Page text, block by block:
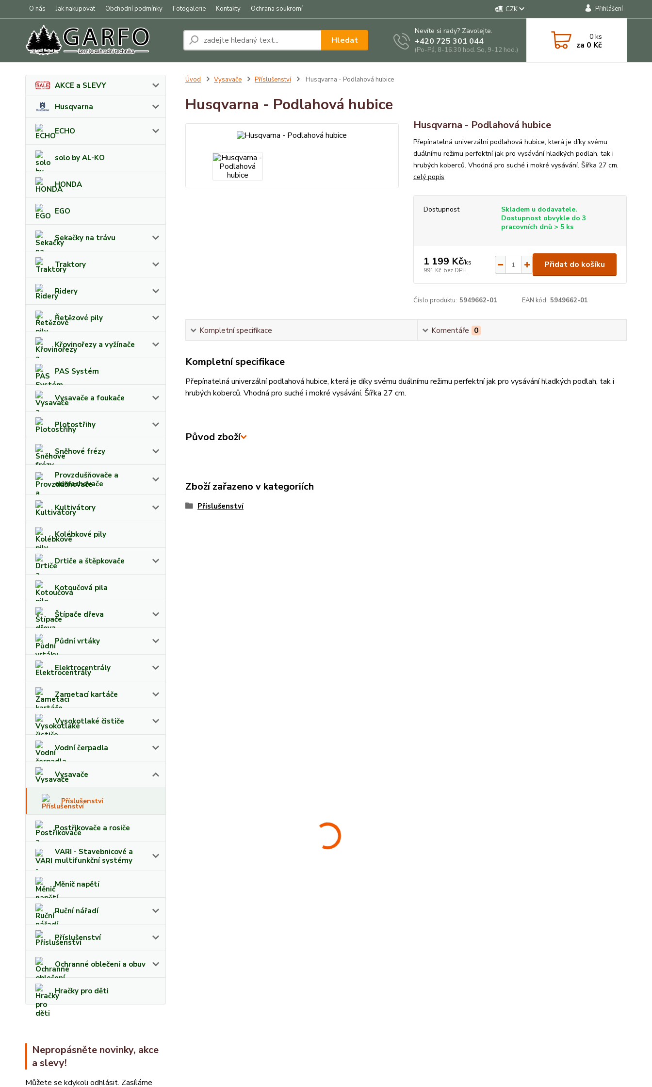
O nás Jak nakupovat Obchodní podmínky Fotogalerie Kontakty Ochrana soukromí CZK Přihlášení
Hledat
Nevíte si rady? Zavolejte.
+420 725 301 044
(Po-Pá, 8-16:30 hod. So, 9-12 hod.)
0ks
za 0 Kč
AKCE a SLEVY
Husqvarna
ECHO
solo by AL-KO
HONDA
EGO
Sekačky na trávu
Traktory
Ridery
Řetězové pily
Křovinořezy a vyžínače
PAS Systém
Vysavače a foukače
Plotostřihy
Sněhové frézy
Provzdušňovače a
odmechovače
Kultivátory
Kolébkové pily
Drtiče a štěpkovače
Kotoučová pila
Štípače dřeva
Půdní vrtáky
Elektrocentrály
Zametací kartáče
Vysokotlaké čističe
Vodní čerpadla
Vysavače
Příslušenství
Postřikovače a rosiče
VARI - Stavebnicové a
multifunkční systémy
Měnič napětí
Ruční nářadí
Příslušenství
Ochranné oblečení a obuv
Hračky pro děti
Nepropásněte novinky, akce
a slevy!
Můžete se kdykoli odhlásit. Zasíláme
Úvod Vysavače Příslušenství Husqvarna - Podlahová hubice
Husqvarna - Podlahová hubice
Husqvarna - Podlahová hubice
Přepínatelná univerzální podlahová hubice, která je díky svému
duálnímu režimu perfektní jak pro vysávání hladkých podlah, tak i
hrubých koberců. Vhodná pro suché i mokré vysávání. Šířka 27 cm.
celý popis
Dostupnost
Skladem u dodavatele.
Dostupnost obvykle do 3
pracovních dnů > 5 ks
1 199 Kč/ks
991 Kč bez DPH
Přidat do košíku
Číslo produktu: 5949662-01 EAN kód: 5949662-01
Kompletní specifikace Komentáře 0
Kompletní specifikace
Přepínatelná univerzální podlahová hubice, která je díky svému duálnímu režimu perfektní jak pro vysávání hladkých podlah, tak i
hrubých koberců. Vhodná pro suché i mokré vysávání. Šířka 27 cm.
Původ zboží
Zboží zařazeno v kategoriích
Příslušenství